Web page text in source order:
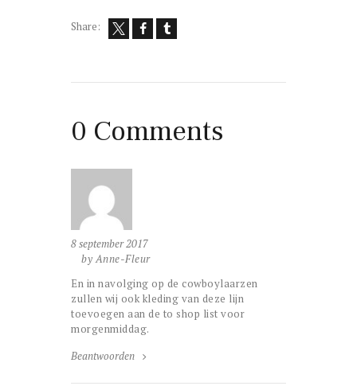
Share:
0 Comments
8 september 2017
by Anne-Fleur
En in navolging op de cowboylaarzen
zullen wij ook kleding van deze lijn
toevoegen aan de to shop list voor
morgenmiddag.
Beantwoorden